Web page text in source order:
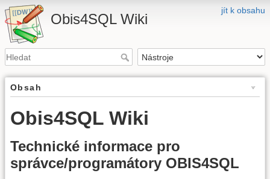
jít k obsahu
Obis4SQL Wiki
Obsah
Obis4SQL Wiki
Technické informace pro
správce/programátory OBIS4SQL